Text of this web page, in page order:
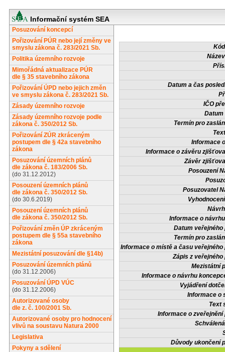
Informační systém SEA
Posuzování koncepcí
Pořizování PÚR nebo její změny ve
smyslu zákona č. 283/2021 Sb.
Politika územního rozvoje
Mimořádná aktualizace PÚR
dle § 35 stavebního zákona
Pořizování ÚPD nebo jejich změn
ve smyslu zákona č. 283/2021 Sb.
Zásady územního rozvoje
Zásady územního rozvoje podle
zákona č. 350/2012 Sb.
Pořizování ZÚR zkráceným
postupem dle § 42a stavebního
zákona
Posuzování územních plánů
dle zákona č. 183/2006 Sb.
(do 31.12.2012)
Posouzení územních plánů
dle zákona č. 350/2012 Sb.
(do 30.6.2019)
Posouzení územních plánů
dle zákona č. 350/2012 Sb.
Pořizování změn ÚP zkráceným
postupem dle § 55a stavebního
zákona
Mezistátní posuzování dle §14b)
Posuzování územních plánů
(do 31.12.2006)
Posuzování ÚPD VÚC
(do 31.12.2006)
Autorizované osoby
dle z. č. 100/2001 Sb.
Autorizované osoby pro hodnocení
vlivů na soustavu Natura 2000
Legislativa
Pokyny a sdělení
Datum a čas
IČO
Datum
Termín pro
Informace
Informace o závěru
Závěr
Posouzení
Posuzovatel
Informace o
Datum veřejného
Termín pro
Informace o místě a času veřejného
Zápis z veřejného
Mezistátní
Informace o návrhu
Vyjádření
Informace o
Text
Informace o zveřejnění
Důvody ukončení